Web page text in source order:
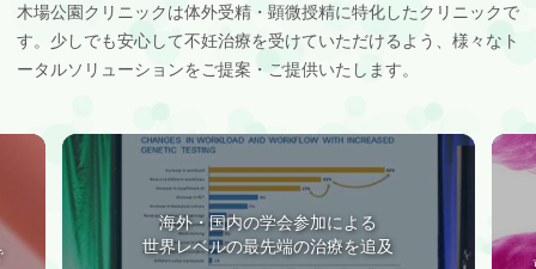
木場公園クリニックは体外受精・顕微授精に特化したクリニックで
す。 少しでも安心して不妊治療を受けていただけるよう、 様々なト
ータルソリューションをご提案・ご提供いたします。
着床前胚染色体異数性検査
（PGT-A）
東京の木場公園クリニックは、日本産科婦人科学会